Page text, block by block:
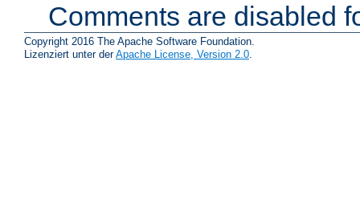
Comments are disabled
Copyright 2016 The Apache Software Foundation.
Lizenziert unter derApache License, Version 2.0